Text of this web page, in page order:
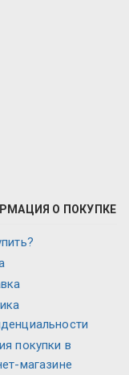
О ПОКУПКЕ
покупки в
магазине